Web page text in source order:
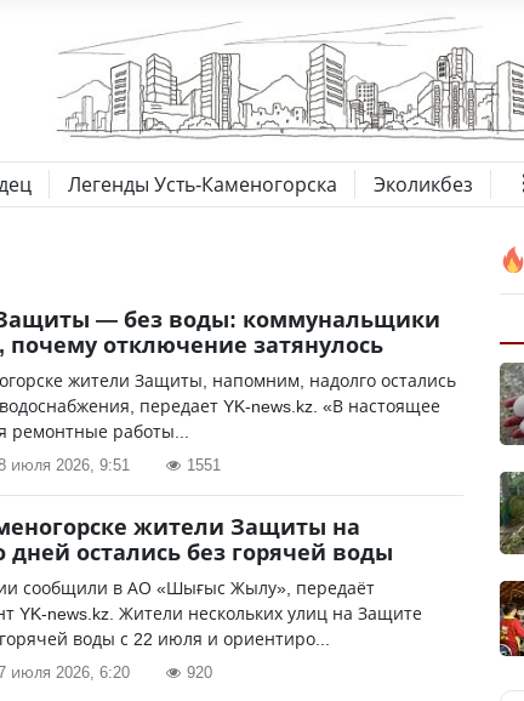
Легенды Усть-Каменогорска Эколикбез
— без воды: коммунальщики
почему отключение затянулось
жители Защиты, напомним, надолго остались
передает YK-news.kz. «В настоящее
ремонтные работы...
июля 2026, 9:51 1551
жители Защиты на
дней остались без горячей воды
сообщили в АО «Шығыс Жылу», передаёт
YK-news.kz. Жители нескольких улиц на Защите
воды с 22 июля и ориентиро...
июля 2026, 6:20 920